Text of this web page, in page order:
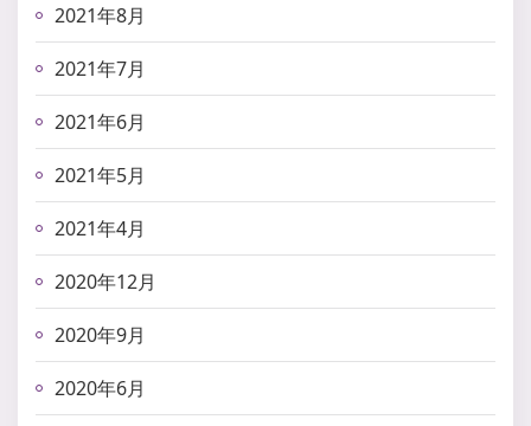
2021年8月
2021年7月
2021年6月
2021年5月
2021年4月
2020年12月
2020年9月
2020年6月